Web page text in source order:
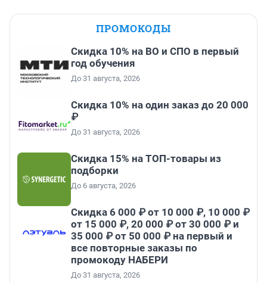
ПРОМОКОДЫ
Скидка 10% на ВО и СПО в первый
год обучения
До 31 августа, 2026
Скидка 10% на один заказ до 20 000
₽
До 31 августа, 2026
Скидка 15% на ТОП-товары из
подборки
До 6 августа, 2026
Скидка 6 000 ₽ от 10 000 ₽, 10 000 ₽
от 15 000 ₽, 20 000 ₽ от 30 000 ₽ и
35 000 ₽ от 50 000 ₽ на первый и
все повторные заказы по
промокоду НАБЕРИ
До 31 августа, 2026